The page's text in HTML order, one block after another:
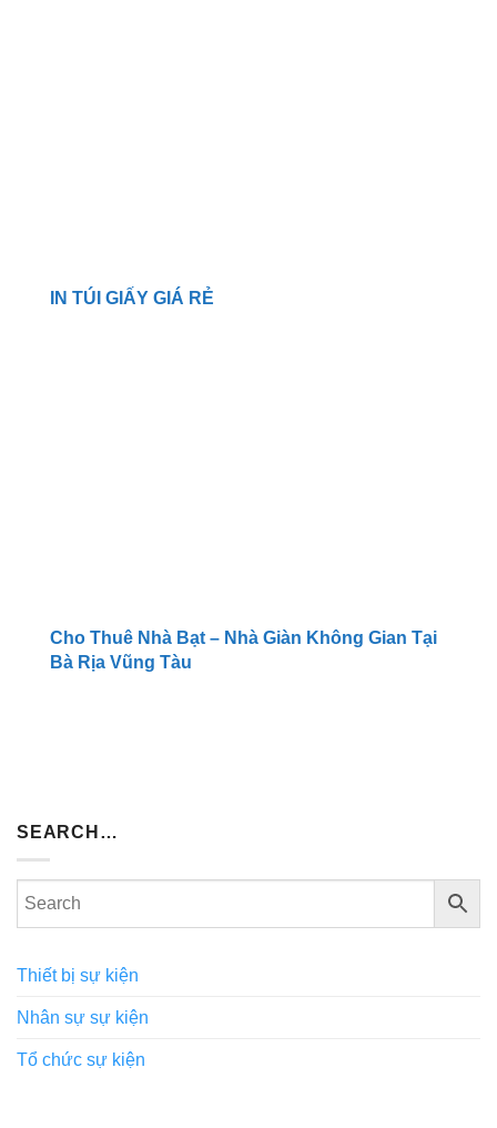
IN TÚI GIẤY GIÁ RẺ
Cho Thuê Nhà Bạt – Nhà Giàn Không Gian Tại
Bà Rịa Vũng Tàu
SEARCH…
Thiết bị sự kiện
Nhân sự sự kiện
Tổ chức sự kiện